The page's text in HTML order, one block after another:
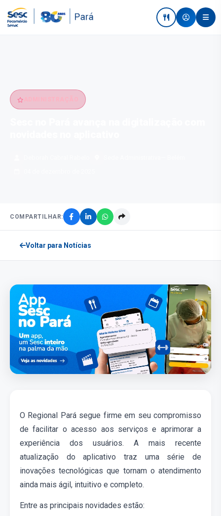
COMPARTILHAR:
Voltar para Notícias
O Regional Pará segue firme em seu compromisso
de facilitar o acesso aos serviços e aprimorar a
experiência dos usuários. A mais recente
atualização do aplicativo traz uma série de
inovações tecnológicas que tornam o atendimento
ainda mais ágil, intuitivo e completo.
Entre as principais novidades estão: